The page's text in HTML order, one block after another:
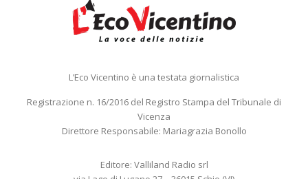
L’Eco Vicentino è una testata giornalistica
Registrazione n. 16/2016 del Registro Stampa del Tribunale di
Vicenza
Direttore Responsabile: Mariagrazia Bonollo
Editore: Valliland Radio srl